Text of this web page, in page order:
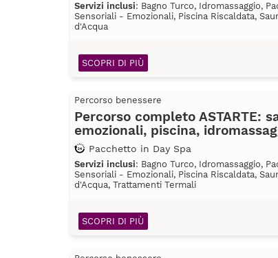
Servizi inclusi: Bagno Turco, Idromassaggio,
Sensoriali - Emozionali, Piscina Riscaldata,
d'Acqua
SCOPRI DI PIÙ
Percorso benessere
Percorso completo ASTARTE:
emozionali, piscina,
Pacchetto in Day Spa
Servizi inclusi: Bagno Turco, Idromassaggio,
Sensoriali - Emozionali, Piscina Riscaldata,
d'Acqua, Trattamenti Termali
SCOPRI DI PIÙ